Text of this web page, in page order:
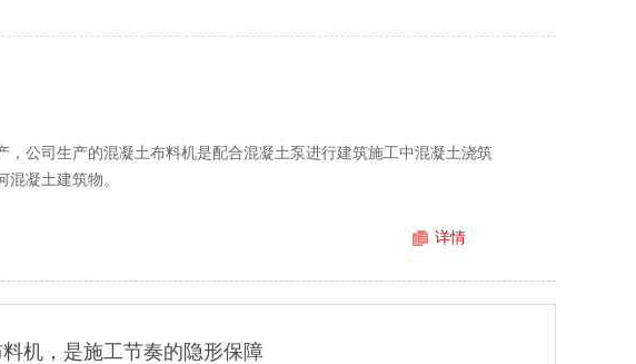
公司生产的混凝土布料机是配合混凝土泵进行建筑施工中混凝土浇筑
凝土建筑物。
详情
机，是施工节奏的隐形保障